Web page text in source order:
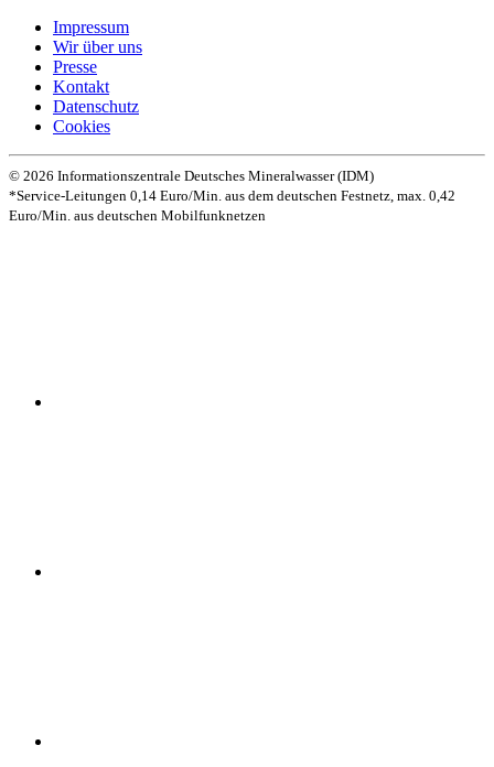
Impressum
Wir über uns
Presse
Kontakt
Datenschutz­
Cookies
© 2026 Informationszentrale Deutsches Mineralwasser (IDM)
*Service-Leitungen 0,14 Euro/Min. aus dem deutschen Festnetz, max. 0,42
Euro/Min. aus deutschen Mobilfunknetzen